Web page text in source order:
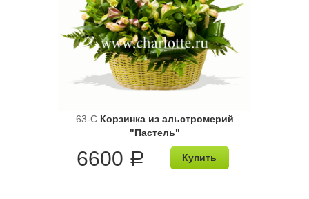
63-C Корзинка из альстромерий
"Пастель"
6600 a Купить